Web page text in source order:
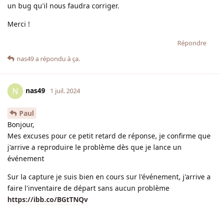
un bug qu'il nous faudra corriger.
Merci !
Répondre
nas49a répondu à ça.
N nas49 1 juil. 2024
Paul
Bonjour,
Mes excuses pour ce petit retard de réponse, je confirme que
j'arrive a reproduire le problème dès que je lance un
événement
Sur la capture je suis bien en cours sur l'événement, j'arrive a
faire l'inventaire de départ sans aucun problème
https://ibb.co/BGtTNQv